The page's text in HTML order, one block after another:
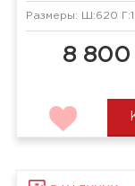
Размеры: Ш:620
8 800